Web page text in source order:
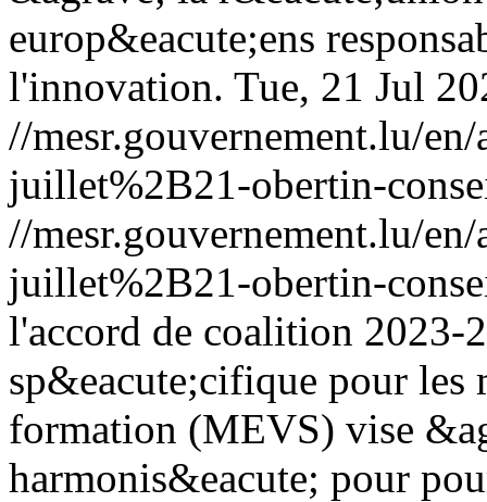
europ&eacute;ens
l'innovation. Tue, 21 Jul
//mesr.gouvernement.lu/
juillet%2B21-obertin-
//mesr.gouvernement.lu/
juillet%2B21-obertin-
l'accord de coalition
sp&eacute;cifique pour les
formation (MEVS) vise
harmonis&eacute; pour